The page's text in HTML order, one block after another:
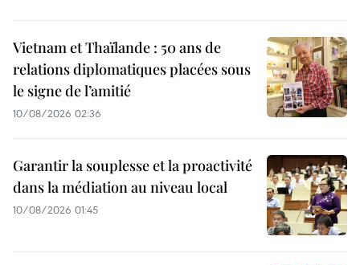
Vietnam et Thaïlande : 50 ans de
relations diplomatiques placées sous
le signe de l’amitié
10/08/2026 02:36
Garantir la souplesse et la proactivité
dans la médiation au niveau local
10/08/2026 01:45